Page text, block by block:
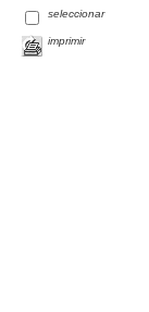
seleccionar
imprimir